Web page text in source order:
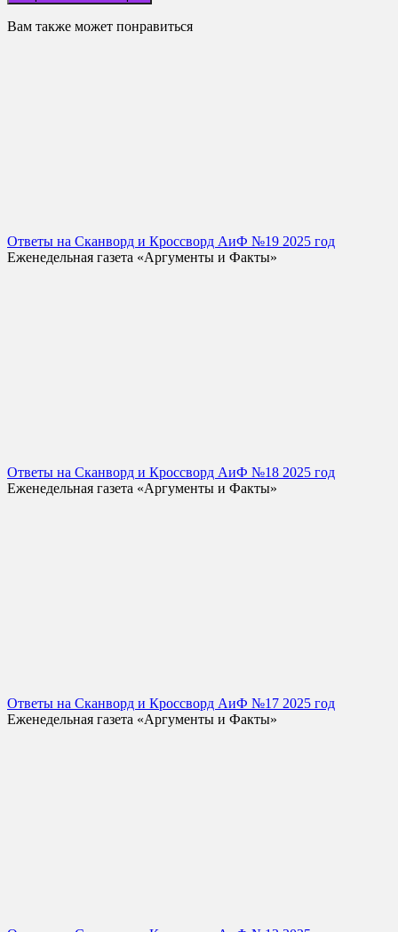
Вам также может понравиться
Ответы на Сканворд и Кроссворд АиФ №19 2025 год
Еженедельная газета «Аргументы и Факты»
Ответы на Сканворд и Кроссворд АиФ №18 2025 год
Еженедельная газета «Аргументы и Факты»
Ответы на Сканворд и Кроссворд АиФ №17 2025 год
Еженедельная газета «Аргументы и Факты»